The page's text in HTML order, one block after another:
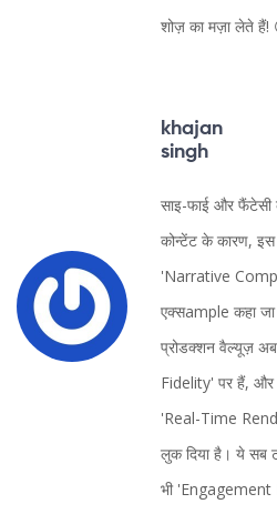
शोज़ का मज़ा लेते हैं!
khajan
singh
साइ-फाई और फैंटेसी
कोन्टेंट के कारण,
'Narrative
एक्सample कहा
प्रोडक्शन वैल्यूज़
Fidelity' पर हैं,
'Real-Time
लुक दिया है। ये सब
भी 'Engagement